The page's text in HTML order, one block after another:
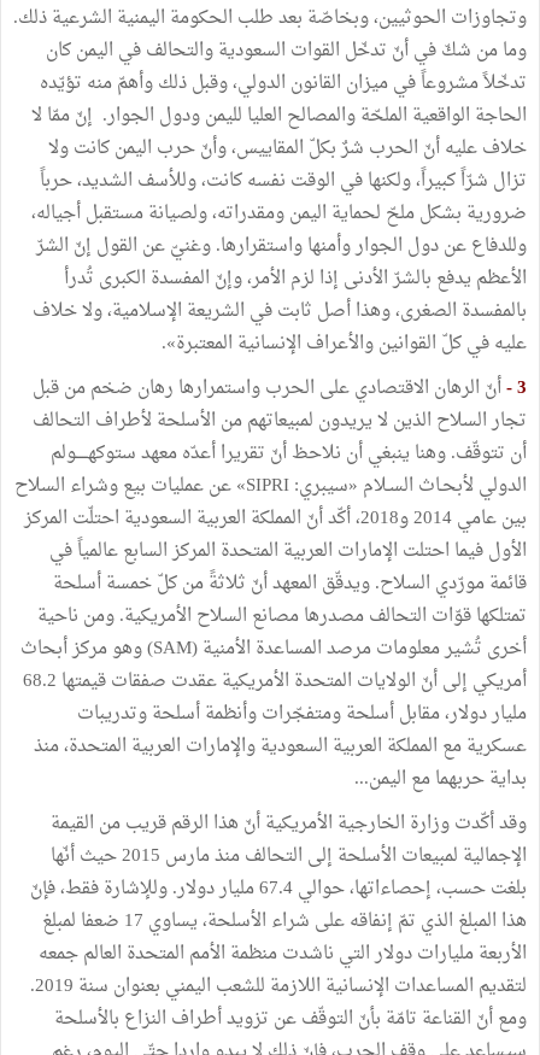
وتجاوزات الحوثيين، وبخاصّة بعد طلب الحكومة اليمنية الشرعية ذلك.
وما من شكّ في أنّ تدخّل القوات السعودية والتحالف في اليمن كان
تدخّلاً مشروعاً في ميزان القانون الدولي، وقبل ذلك وأهمّ منه تؤيّده
الحاجة الواقعية الملحّة والمصالح العليا لليمن ودول الجوار. إنّ ممّا لا
خلاف عليه أنّ الحرب شرٌ بكلّ المقاييس، وأنّ حرب اليمن كانت ولا
تزال شرّاً كبيراً، ولكنها في الوقت نفسه كانت، وللأسف الشديد، حرباً
ضرورية بشكل ملحّ لحماية اليمن ومقدراته، ولصيانة مستقبل أجياله،
وللدفاع عن دول الجوار وأمنها واستقرارها. وغنيّ عن القول إنّ الشرّ
الأعظم يدفع بالشرّ الأدنى إذا لزم الأمر، وإنّ المفسدة الكبرى تُدرأ
بالمفسدة الصغرى، وهذا أصل ثابت في الشريعة الإسلامية، ولا خلاف
عليه في كلّ القوانين والأعراف الإنسانية المعتبرة».
3 - أنّ الرهان الاقتصادي على الحرب واستمرارها رهان ضخم من قبل
تجار السلاح الذين لا يريدون لمبيعاتهم من الأسلحة لأطراف التحالف
أن تتوقّف. وهنا ينبغي أن نلاحظ أنّ تقريرا أعدّه معهد ستوكهـــــولم
الدولي لأبحـاث السـلام «سيبري: SIPRI» عن عمليات بيع وشراء السلاح
بين عامي 2014 و2018، أكّد أنّ المملكة العربية السعودية احتلّت المركز
الأول فيما احتلت الإمارات العربية المتحدة المركز السابع عالمياً في
قائمة مورّدي السلاح. ويدقّق المعهد أنّ ثلاثةً من كلّ خمسة أسلحة
تمتلكها قوّات التحالف مصدرها مصانع السلاح الأمريكية. ومن ناحية
أخرى تُشير معلومات مرصد المساعدة الأمنية (SAM) وهو مركز أبحاث
أمريكي إلى أنّ الولايات المتحدة الأمريكية عقدت صفقات قيمتها 68.2
مليار دولار، مقابل أسلحة ومتفجّرات وأنظمة أسلحة وتدريبات
عسكرية مع المملكة العربية السعودية والإمارات العربية المتحدة، منذ
بداية حربهما مع اليمن...
وقد أكّدت وزارة الخارجية الأمريكية أنّ هذا الرقم قريب من القيمة
الإجمالية لمبيعات الأسلحة إلى التحالف منذ مارس 2015 حيث أنّها
بلغت حسب، إحصاءاتها، حوالي 67.4 مليار دولار. وللإشارة فقط، فإنّ
هذا المبلغ الذي تمّ إنفاقه على شراء الأسلحة، يساوي 17 ضعفا لمبلغ
الأربعة مليارات دولار التي ناشدت منظمة الأمم المتحدة العالم جمعه
لتقديم المساعدات الإنسانية اللازمة للشعب اليمني بعنوان سنة 2019.
ومع أنّ القناعة تامّة بأنّ التوقّف عن تزويد أطراف النزاع بالأسلحة